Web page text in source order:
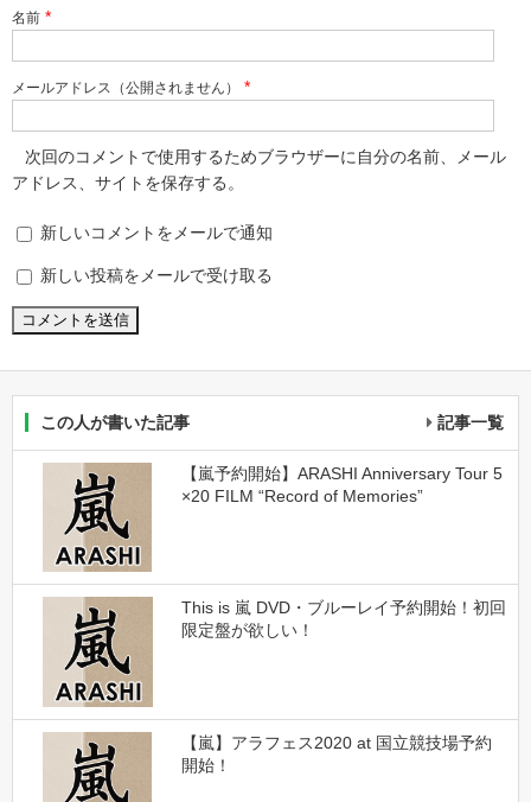
名前 *
メールアドレス（公開されません） *
次回のコメントで使用するためブラウザーに自分の名前、メール
アドレス、サイトを保存する。
新しいコメントをメールで通知
新しい投稿をメールで受け取る
この人が書いた記事 記事一覧
【嵐予約開始】ARASHI Anniversary Tour 5
×20 FILM “Record of Memories”
This is 嵐 DVD・ブルーレイ予約開始！初回
限定盤が欲しい！
【嵐】アラフェス2020 at 国立競技場予約
開始！